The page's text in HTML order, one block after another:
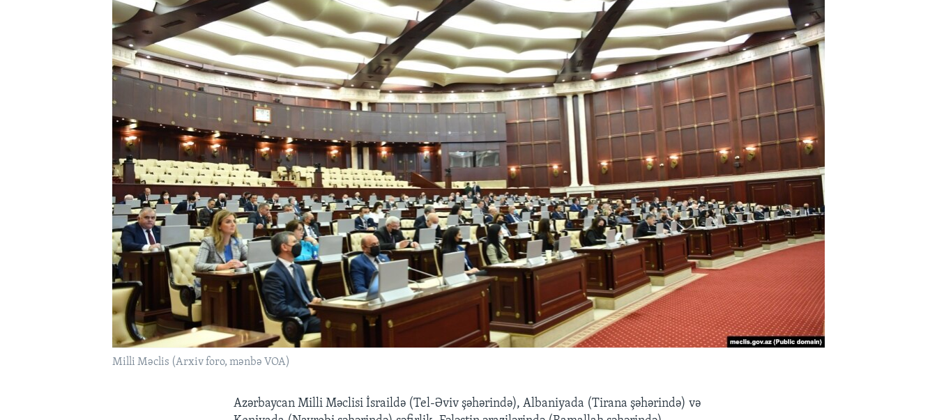
Milli Məclis (Arxiv foro, mənbə VOA)
Azərbaycan Milli Məclisi İsraildə (Tel-Əviv şəhərində), Albaniyada (Tirana şəhərində) və